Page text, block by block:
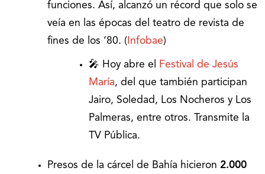
funciones. Así, alcanzó un récord que solo se
veía en las épocas del teatro de revista de
fines de los ‘80. ( Infobae)
🎤 Hoy abre el
Festival de Jesús
María, del que también participan
Jairo, Soledad, Los Nocheros y Los
Palmeras, entre otros. Transmite la
TV Pública.
Presos de la cárcel de Bahía hicieron 2.000